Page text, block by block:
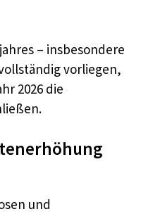
– insbesondere
vorliegen,
2026 die
und